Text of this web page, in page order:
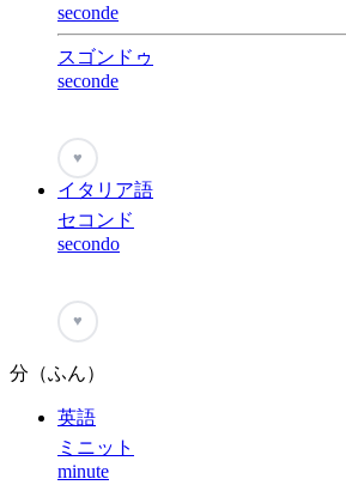
seconde
スゴンドゥ
seconde
♥
イタリア語
セコンド
secondo
♥
分（ふん）
英語
ミニット
minute